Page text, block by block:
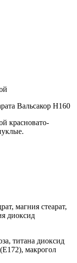
Вальсакор Н160
красновато-
магния стеарат,
диоксид
титана диоксид
макрогол